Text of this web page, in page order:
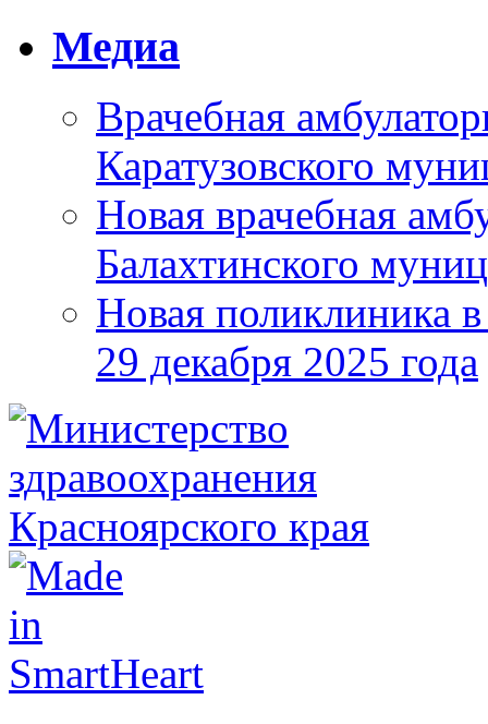
Медиа
Врачебная
Каратузовского
Новая врачебная
Балахтинского
Новая поликлиника
29 декабря 2025 года